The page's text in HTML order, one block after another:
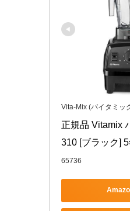
Vita-Mix (バイタミッ
正規品 Vitamix
310 [ブラック]
65736